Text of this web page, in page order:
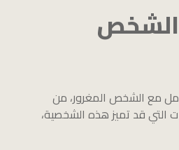
مع الشخص المغرور، من
التي قد تميز هذه الشخصية،